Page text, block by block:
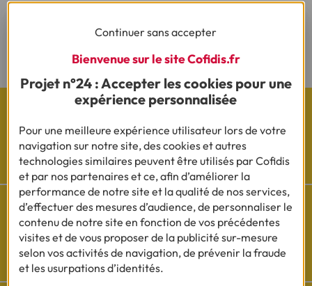
(2) Sous réserve d’acceptation de votre dossier et à l’issue du délai légal de
Les actualités Cofidis
Besoin d'aide ?
Découvrez l'espace questions/réponses
Continuer sans accepter
Bienvenue sur le site Cofidis.fr
Projet n°24 : Accepter les cookies pour une
expérience personnalisée
Pour une meilleure expérience utilisateur lors de votre
navigation sur notre site, des cookies et autres
technologies similaires peuvent être utilisés par Cofidis
et par nos partenaires et ce, afin d’améliorer la
performance de notre site et la qualité de nos services,
d’effectuer des mesures d’audience, de personnaliser le
contenu de notre site en fonction de vos précédentes
visites et de vous proposer de la publicité sur-mesure
selon vos activités de navigation, de prévenir la fraude
et les usurpations d’identités.